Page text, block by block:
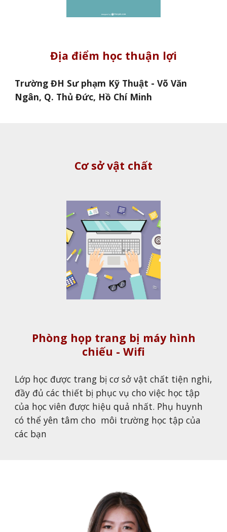
Địa điểm học thuận lợi
Trường ĐH Sư phạm Kỹ Thuật - Võ Văn
Ngân, Q. Thủ Đức, Hồ Chí Minh
Cơ sở vật chất
Phòng họp trang bị máy hình
chiếu - Wifi
Lớp học được trang bị cơ sở vật chất tiện nghi,
đầy đủ các thiết bị phục vụ cho việc học tập
của học viên được hiệu quả nhất. Phụ huynh
có thể yên tâm cho môi trường học tập của
các bạn